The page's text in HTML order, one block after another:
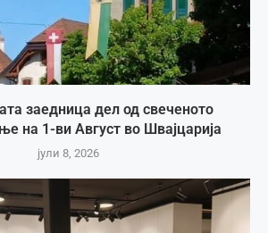
заедница дел од свеченото
на 1-ви Август во Швајцарија
јули 8, 2026